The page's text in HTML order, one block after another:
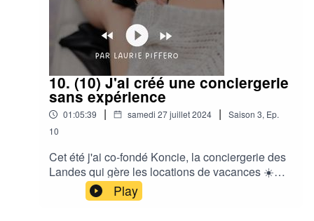
10. (10) J'ai créé une conciergerie
sans expérience
01:05:39 | samedi 27 juillet 2024 | Saison 3, Ep.
10
Cet été j'ai co-fondé Koncie, la conciergerie des
Landes qui gère les locations de vacances ☀️
Dans cet épisode on te partage tout : l'idée, le
timing, les réussites, les flop !Pour en savoir plus
Play